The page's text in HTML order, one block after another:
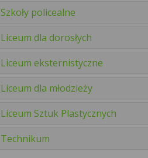
Szkoły policealne
Liceum dla dorosłych
Liceum eksternistyczne
Liceum dla młodzieży
Liceum Sztuk Plastycznych
Technikum